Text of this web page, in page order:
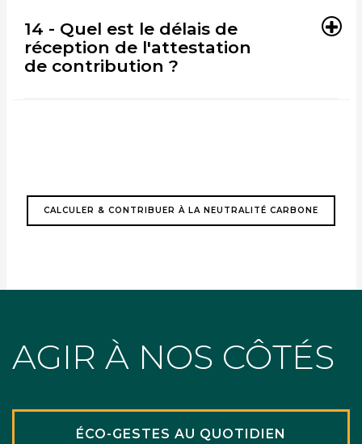
14 - Quel est le délais de
réception de l'attestation
de contribution ?
CALCULER & CONTRIBUER À LA NEUTRALITÉ CARBONE
AGIR À NOS CÔTÉS
ÉCO-GESTES AU QUOTIDIEN